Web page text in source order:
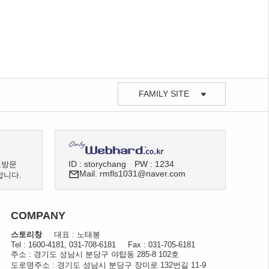
FAMILY SITE
문
니다.
ID : storychang
PW : 1234
Mail. rmfls1031@naver.com
COMPANY
스토리창
대표 : 노태봉
Tel : 1600-4181, 031-708-6181
Fax : 031-705-6181
주소 : 경기도 성남시 분당구 야탑동 285-8 102호
도로명주소 : 경기도 성남시 분당구 장미로 132번길 11-9